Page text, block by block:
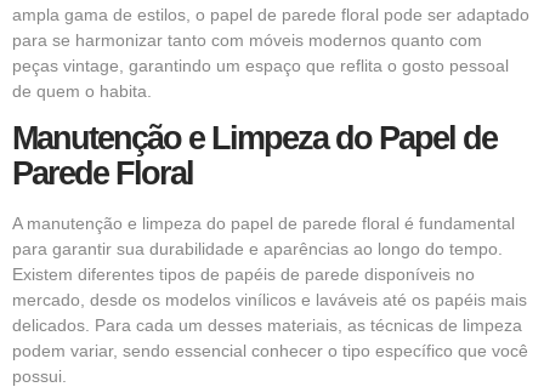
ampla gama de estilos, o papel de parede floral pode ser adaptado
para se harmonizar tanto com móveis modernos quanto com
peças vintage, garantindo um espaço que reflita o gosto pessoal
de quem o habita.
Manutenção e Limpeza do Papel de
Parede Floral
A manutenção e limpeza do papel de parede floral é fundamental
para garantir sua durabilidade e aparências ao longo do tempo.
Existem diferentes tipos de papéis de parede disponíveis no
mercado, desde os modelos vinílicos e laváveis até os papéis mais
delicados. Para cada um desses materiais, as técnicas de limpeza
podem variar, sendo essencial conhecer o tipo específico que você
possui.